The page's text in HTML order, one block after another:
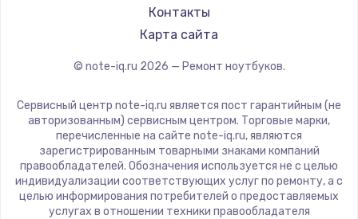
LG
Panasonic
ZTE
Hiper
Evga
Google
Echips
Контакты
Карта сайта
© note-iq.ru 2026 — Ремонт ноутбуков.
Сервисный центр note-iq.ru является пост гарантийным (не
авторизованным) сервисным центром. Торговые марки,
перечисленные на сайте note-iq.ru, являются
зарегистрированным товарными знаками компаний
правообладателей. Обозначения используется не с целью
индивидуализации соответствующих услуг по ремонту, а с
целью информирования потребителей о предоставляемых
услугах в отношении техники правообладателя